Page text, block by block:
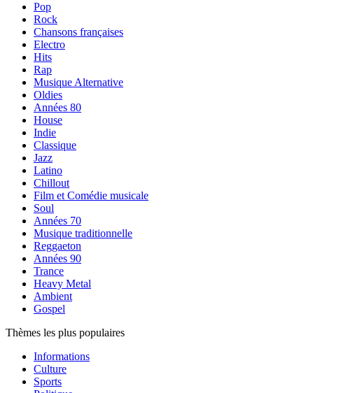
Pop
Rock
Chansons françaises
Electro
Hits
Rap
Musique Alternative
Oldies
Années 80
House
Indie
Classique
Jazz
Latino
Chillout
Film et Comédie musicale
Soul
Années 70
Musique traditionnelle
Reggaeton
Années 90
Trance
Heavy Metal
Ambient
Gospel
Thèmes les plus populaires
Informations
Culture
Sports